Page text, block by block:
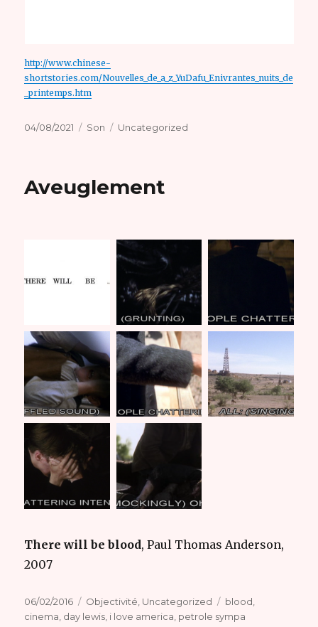
http://www.chinese-
shortstories.com/Nouvelles_de_a_z_YuDafu_Enivrantes_nuits_de
_printemps.htm
Publié
04/08/2021 Format
Son Catégories
Uncategorized
Aveuglement
There will be blood, Paul Thomas Anderson,
2007
Publié
le
06/02/2016 Catégories
Objectivité, Uncategorized Étiquettes
blood,
cinema, day lewis, i love america, petrole sympa